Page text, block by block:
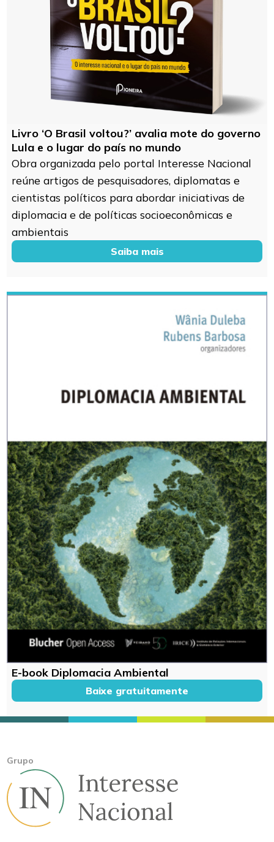
Livro ‘O Brasil voltou?’ avalia mote do governo
Lula e o lugar do país no mundo
Obra organizada pelo portal Interesse Nacional
reúne artigos de pesquisadores, diplomatas e
cientistas políticos para abordar iniciativas de
diplomacia e de políticas socioeconômicas e
ambientais
Saiba mais
E-book Diplomacia Ambiental
Baixe gratuitamente
Grupo